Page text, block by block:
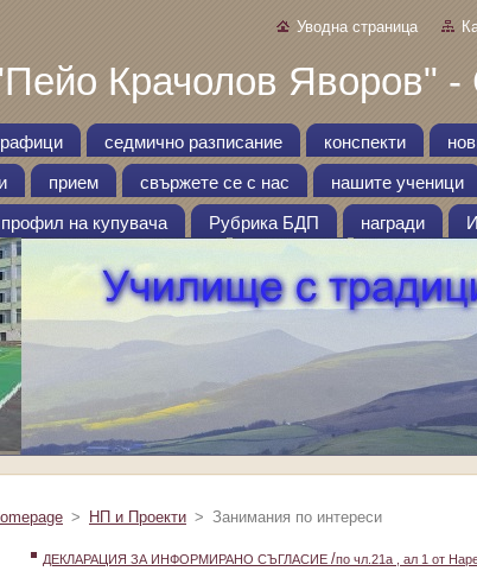
Уводна страница
Крачолов Яворов" -
седмично разписание конспекти
прием свържете се с нас нашите ученици
профил на купувача Рубрика БДП награди
> НП и Проекти > Занимания по интереси
ДЕКЛАРАЦИЯ ЗА ИНФОРМИРАНО СЪГЛАСИЕ /по чл.21а , ал 1 от